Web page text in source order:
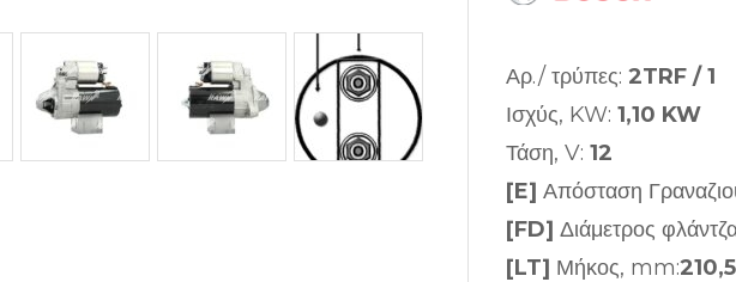
Αρ./ τρύπες: 2TRF / 1
Ισχύς, KW: 1,10 KW
Τάση, V: 12
[E] Απόσταση
[FD] Διάμετρος
[LT] Μήκος, mm: